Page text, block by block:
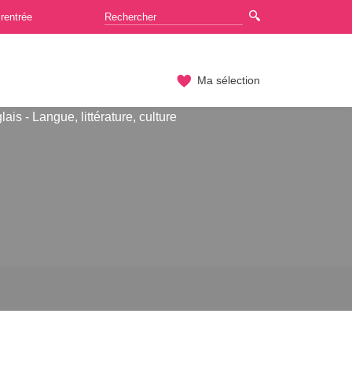
Ma sélection
- Langue, littérature, culture